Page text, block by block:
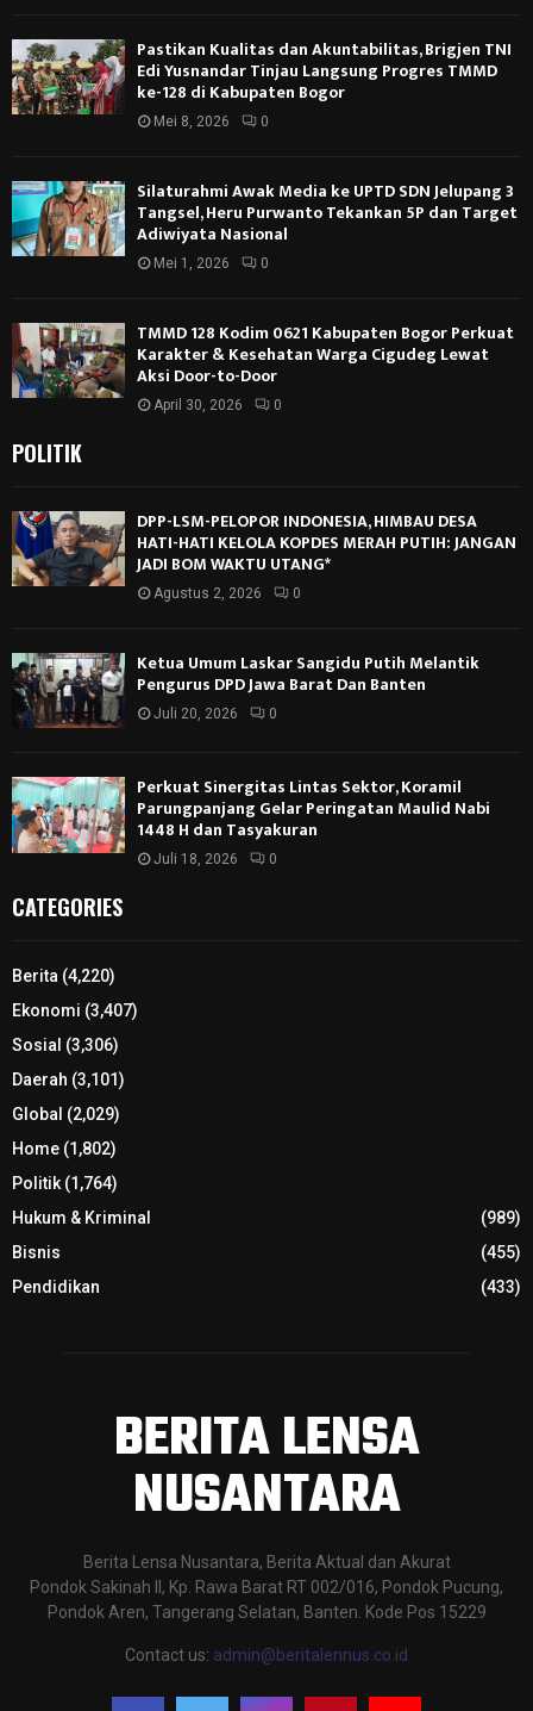
Pastikan Kualitas dan Akuntabilitas, Brigjen TNI
Edi Yusnandar Tinjau Langsung Progres TMMD
ke-128 di Kabupaten Bogor
Mei 8, 2026 0
Silaturahmi Awak Media ke UPTD SDN Jelupang 3
Tangsel, Heru Purwanto Tekankan 5P dan Target
Adiwiyata Nasional
Mei 1, 2026 0
TMMD 128 Kodim 0621 Kabupaten Bogor Perkuat
Karakter & Kesehatan Warga Cigudeg Lewat
Aksi Door-to-Door
April 30, 2026 0
POLITIK
DPP-LSM-PELOPOR INDONESIA, HIMBAU DESA
HATI-HATI KELOLA KOPDES MERAH PUTIH: JANGAN
JADI BOM WAKTU UTANG*
Agustus 2, 2026 0
Ketua Umum Laskar Sangidu Putih Melantik
Pengurus DPD Jawa Barat Dan Banten
Juli 20, 2026 0
Perkuat Sinergitas Lintas Sektor, Koramil
Parungpanjang Gelar Peringatan Maulid Nabi
1448 H dan Tasyakuran
Juli 18, 2026 0
CATEGORIES
Berita (4,220)
Ekonomi (3,407)
Sosial (3,306)
Daerah (3,101)
Global (2,029)
Home (1,802)
Politik(1,764)
Hukum & Kriminal
(989)
Bisnis
(455)
Pendidikan
(433)
BERITA LENSA
NUSANTARA
Berita Lensa Nusantara, Berita Aktual dan Akurat
Pondok Sakinah II, Kp. Rawa Barat RT 002/016, Pondok Pucung,
Pondok Aren, Tangerang Selatan, Banten. Kode Pos 15229
Contact us: admin@beritalennus.co.id